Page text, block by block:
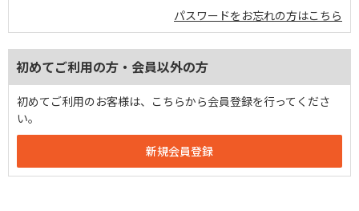
パスワードをお忘れの方はこちら
初めてご利用の方・会員以外の方
初めてご利用のお客様は、こちらから会員登録を行ってくださ
い。